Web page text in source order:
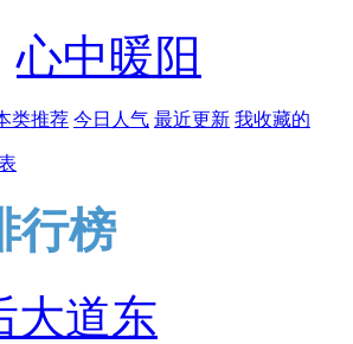
心中暖阳
类推荐 今日人气 最近更新 我收藏的
行榜
大道东